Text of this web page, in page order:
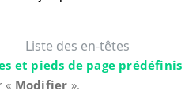
Liste des en-têtes
et pieds de page prédéfinis
« Modifier ».